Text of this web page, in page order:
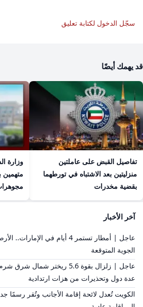
سجّل الدخول لكتابة تعليق
قد يهمك أيضًا
تفاصيل القبض على عاملتين
منزليتين بعد الاشتباه في تورطهما
بقضية مخدرات
وزارة
آخر الأخبار
عاجل | أمطار تستمر 4 أيام في
الجوية المتوقعة
عاجل | زلزال بقوة 5.6 ريختر
عدة دول وتحذيرات من هزات ارتدادية
الكويت تُعدل لائحة إقامة الأجانب وتُقر رسمًا